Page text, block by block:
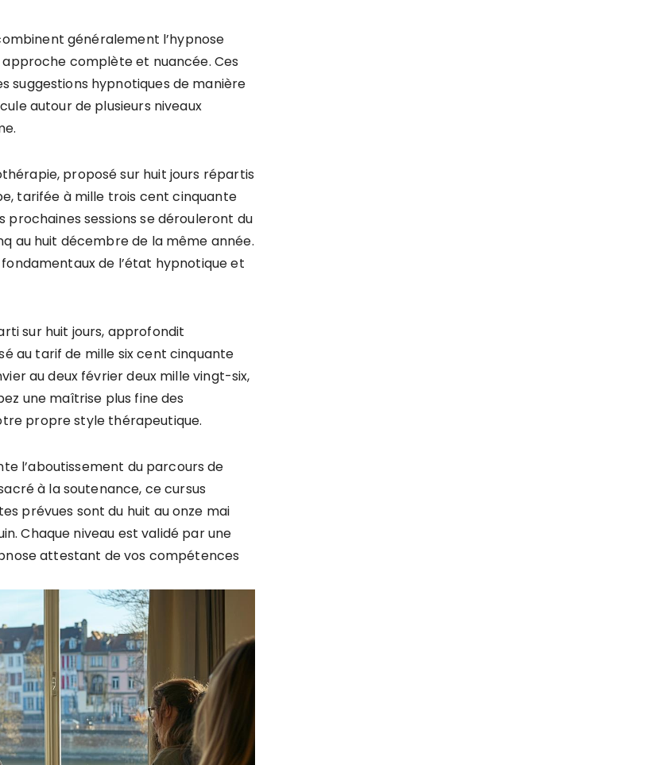
généralement l’hypnose
approche complète et nuancée. Ces
suggestions hypnotiques de manière
autour de plusieurs niveaux
proposé sur huit jours répartis
tarifée à mille trois cent cinquante
prochaines sessions se dérouleront du
au huit décembre de la même année.
de l’état hypnotique et
sur huit jours, approfondit
au tarif de mille six cent cinquante
au deux février deux mille vingt-six,
une maîtrise plus fine des
propre style thérapeutique.
l’aboutissement du parcours de
à la soutenance, ce cursus
prévues sont du huit au onze mai
Chaque niveau est validé par une
attestant de vos compétences